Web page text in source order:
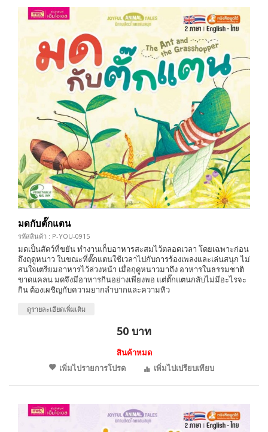
มดกับตั๊กแตน
รหัสสินค้า : P-YOU-0915
มดเป็นสัตว์ที่ขยัน ทำงานเก็บอาหารสะสมไว้ตลอดเวลา โดยเฉพาะก่อน
ถึงฤดูหนาว ในขณะที่ตั๊กแตนใช้เวลาไปกับการร้องเพลงและเล่นสนุก ไม่
สนใจเตรียมอาหารไว้ล่วงหน้า เมื่อฤดูหนาวมาถึง อาหารในธรรมชาติ
ขาดแคลน มดจึงมีอาหารกินอย่างเพียงพอ แต่ตั๊กแตนกลับไม่มีอะไรจะ
กิน ต้องเผชิญกับความยากลำบากและความหิว
ดูรายละเอียดเพิ่มเติม
50 บาท
สินค้าหมด
เพิ่มไปรายการโปรด
เพิ่มไปเปรียบเทียบ